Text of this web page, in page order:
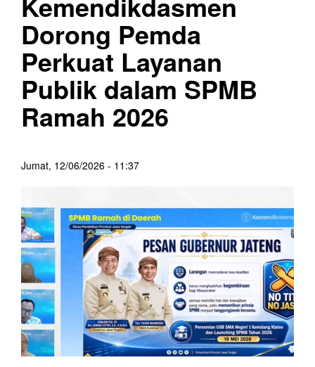
Dorong Pemda
Perkuat Layanan
Publik dalam SPMB
Ramah 2026
Jumat, 12/06/2026 - 11:37